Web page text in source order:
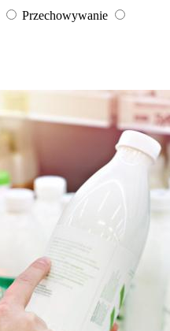
Przechowywanie